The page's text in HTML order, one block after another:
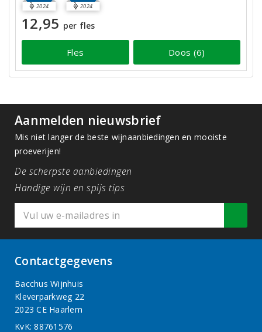
2024 2024
12,95 per fles
Fles Doos (6)
Aanmelden nieuwsbrief
Mis niet langer de beste wijnaanbiedingen en mooiste
proeverijen!
De scherpste aanbiedingen
Handige wijn en spijs tips
Contactgegevens
Bacchus Wijnhuis
Kleverparkweg 22
2023 CE Haarlem
KvK: 88761576